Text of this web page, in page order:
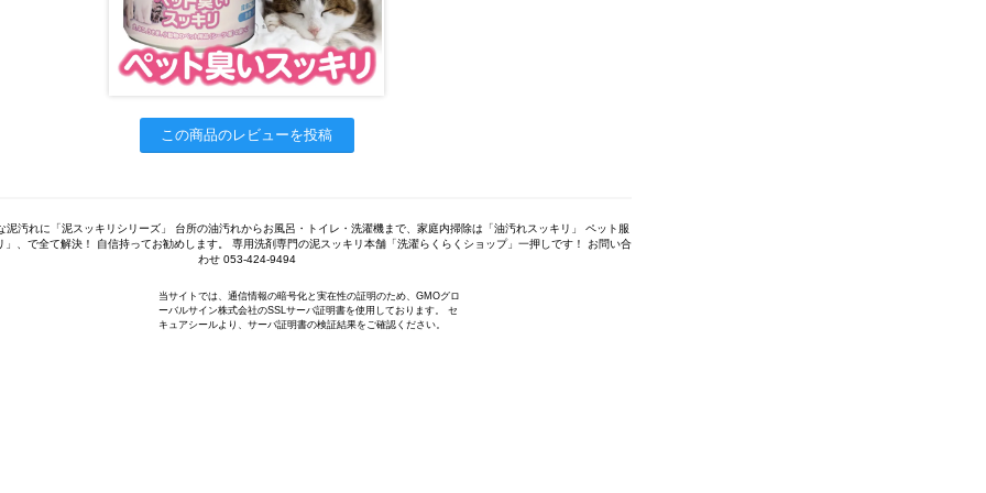
この商品のレビューを投稿
泥汚れに「泥スッキリシリーズ」 台所の油汚れからお風呂・トイレ・洗濯機まで、家庭内掃除は「油汚れスッキリ」 ペット服
」、で全て解決！ 自信持ってお勧めします。 専用洗剤専門の泥スッキリ本舗「洗濯らくらくショップ」一押しです！ お問い合
わせ 053-424-9494
当サイトでは、通信情報の暗号化と実在性の証明のため、GMOグロ
ーバルサイン株式会社のSSLサーバ証明書を使用しております。 セ
キュアシールより、サーバ証明書の検証結果をご確認ください。